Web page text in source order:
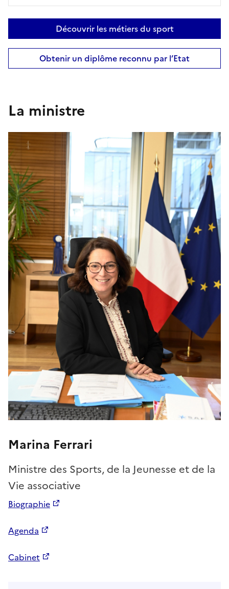
Découvrir les métiers du sport
Obtenir un diplôme reconnu par l’Etat
La ministre
Marina Ferrari
Ministre des Sports, de la Jeunesse et de la
Vie associative
Biographie
Agenda
Cabinet